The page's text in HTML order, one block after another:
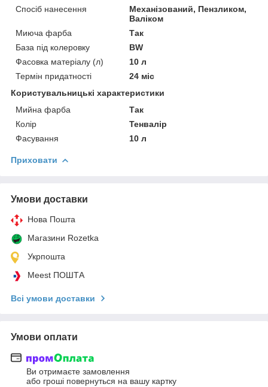
Спосіб нанесення
Механізований, Пензликом,
Валіком
Миюча фарба
Так
База під колеровку
BW
Фасовка матеріалу (л)
10 л
Термін придатності
24 міс
Користувальницькі характеристики
Мийна фарба
Так
Колір
Тенвалір
Фасування
10 л
Приховати
Умови доставки
Нова Пошта
Магазини Rozetka
Укрпошта
Meest ПОШТА
Всі умови доставки
Умови оплати
Ви отримаєте замовлення
або гроші повернуться на вашу картку